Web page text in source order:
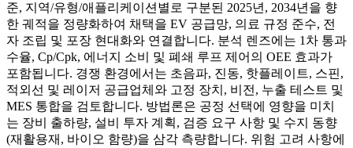
준, 지역/유형/애플리케이션별로 구분된 2025년, 2034년을 향
한 궤적을 정량화하여 채택을 EV 공급망, 의료 규정 준수, 전
자 조립 및 포장 현대화와 연결합니다. 분석 렌즈에는 1차 통과
수율, Cp/Cpk, 에너지 소비 및 폐쇄 루프 제어의 OEE 효과가
포함됩니다. 경쟁 환경에서는 초음파, 진동, 핫플레이트, 스핀,
적외선 및 레이저 공급업체와 고정 장치, 비전, 누출 테스트 및
MES 통합을 검토합니다. 방법론은 공정 선택에 영향을 미치
는 장비 출하량, 설비 투자 계획, 검증 요구 사항 및 수지 동향
(재활용재, 바이오 함량)을 삼각 측량합니다. 위험 고려 사항에